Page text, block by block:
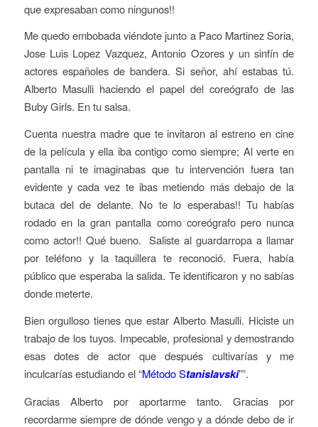
que expresaban como ningunos!!
Me quedo embobada viéndote junto a Paco Martinez Soria,
Jose Luis Lopez Vazquez, Antonio Ozores y un sinfín de
actores españoles de bandera. Si señor, ahí estabas tú.
Alberto Masulli haciendo el papel del coreógrafo de las
Buby Girls. En tu salsa.
Cuenta nuestra madre que te invitaron al estreno en cine
de la película y ella iba contigo como siempre; Al verte en
pantalla ni te imaginabas que tu intervención fuera tan
evidente y cada vez te ibas metiendo más debajo de la
butaca del de delante. No te lo esperabas!! Tu habías
rodado en la gran pantalla como coreógrafo pero nunca
como actor!! Qué bueno. Saliste al guardarropa a llamar
por teléfono y la taquillera te reconoció. Fuera, había
público que esperaba la salida. Te identificaron y no sabías
donde meterte.
Bien orgulloso tienes que estar Alberto Masulli. Hiciste un
trabajo de los tuyos. Impecable, profesional y demostrando
esas dotes de actor que después cultivarías y me
inculcarías estudiando el “Método Stanislavski””.
Gracias Alberto por aportarme tanto. Gracias por
recordarme siempre de dónde vengo y a dónde debo de ir